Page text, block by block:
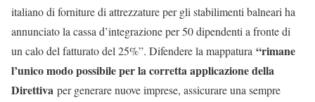
italiano di forniture di attrezzature per gli stabilimenti balneari ha
annunciato la cassa d’integrazione per 50 dipendenti a fronte di
un calo del fatturato del 25%”. Difendere la mappatura “rimane
l’unico modo possibile per la corretta applicazione della
Direttiva per generare nuove imprese, assicurare una sempre